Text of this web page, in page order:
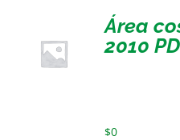
Área
2010
$0